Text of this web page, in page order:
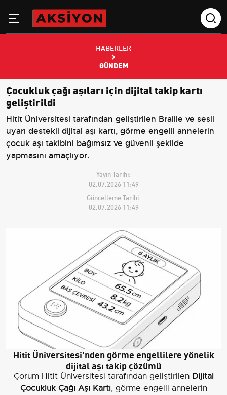
HABERLER
GÜNDEM
Çocukluk çağı aşıları için dijital takip kartı
geliştirildi
Hitit Üniversitesi tarafından geliştirilen Braille ve sesli
uyarı destekli dijital aşı kartı, görme engelli annelerin
çocuk aşı takibini bağımsız ve güvenli şekilde
yapmasını amaçlıyor.
Yayın Tarihi:
02.07.2026 11:49
Güncelleme Tarihi:
02.07.2026 11:49
Hitit Üniversitesi'nden görme engellilere yönelik
dijital aşı takip çözümü
Çorum Hitit Üniversitesi tarafından geliştirilen Dijital
Çocukluk Çağı Aşı Kartı, görme engelli annelerin